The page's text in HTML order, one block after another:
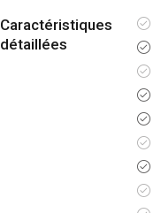
Caractéristiques
détaillées